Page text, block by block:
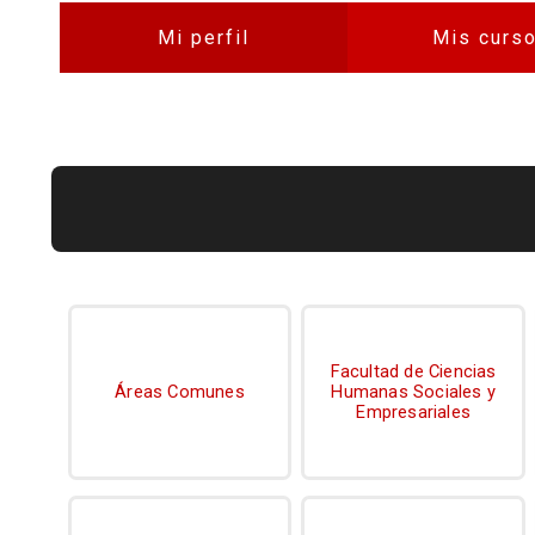
Mi perfil Mis
Áreas Comunes
Facultad de Ciencias
Humanas Sociales y
Empresariales